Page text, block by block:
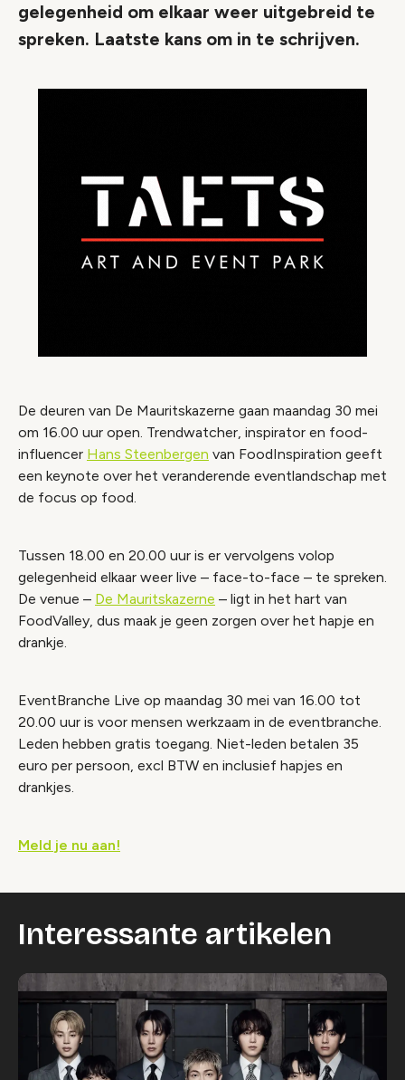
gelegenheid om elkaar weer uitgebreid te
spreken. Laatste kans om in te schrijven.
De deuren van De Mauritskazerne gaan maandag 30 mei
om 16.00 uur open. Trendwatcher, inspirator en food-
influencer Hans Steenbergen van FoodInspiration geeft
een keynote over het veranderende eventlandschap met
de focus op food.
Tussen 18.00 en 20.00 uur is er vervolgens volop
gelegenheid elkaar weer live – face-to-face – te spreken.
De venue – De Mauritskazerne – ligt in het hart van
FoodValley, dus maak je geen zorgen over het hapje en
drankje.
EventBranche Live op maandag 30 mei van 16.00 tot
20.00 uur is voor mensen werkzaam in de eventbranche.
Leden hebben gratis toegang. Niet-leden betalen 35
euro per persoon, excl BTW en inclusief hapjes en
drankjes.
Meld je nu aan!
Interessante artikelen